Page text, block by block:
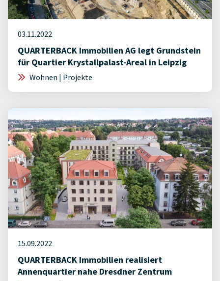
03.11.2022
QUARTERBACK Immobilien AG legt Grundstein
für Quartier Krystallpalast-Areal in Leipzig
Wohnen | Projekte
15.09.2022
QUARTERBACK Immobilien realisiert
Annenquartier nahe Dresdner Zentrum